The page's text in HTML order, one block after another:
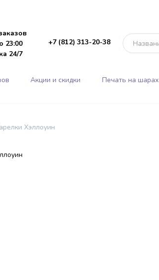
23:00
24/7
+7 (812) 313-20-38
Акции и скидки Печать на шарах
Хэллоуин